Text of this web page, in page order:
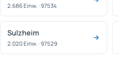
2.686 Einw. · 97534
Sulzheim
2.020 Einw. · 97529